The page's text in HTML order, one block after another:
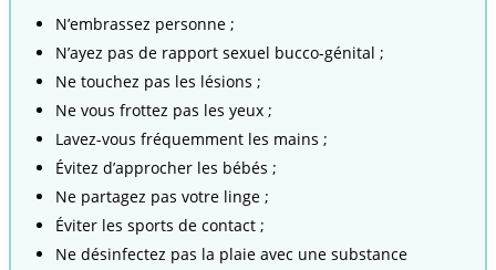
N’embrassez personne ;
N’ayez pas de rapport sexuel bucco-génital ;
Ne touchez pas les lésions ;
Ne vous frottez pas les yeux ;
Lavez-vous fréquemment les mains ;
Évitez d’approcher les bébés ;
Ne partagez pas votre linge ;
Éviter les sports de contact ;
Ne désinfectez pas la plaie avec une substance